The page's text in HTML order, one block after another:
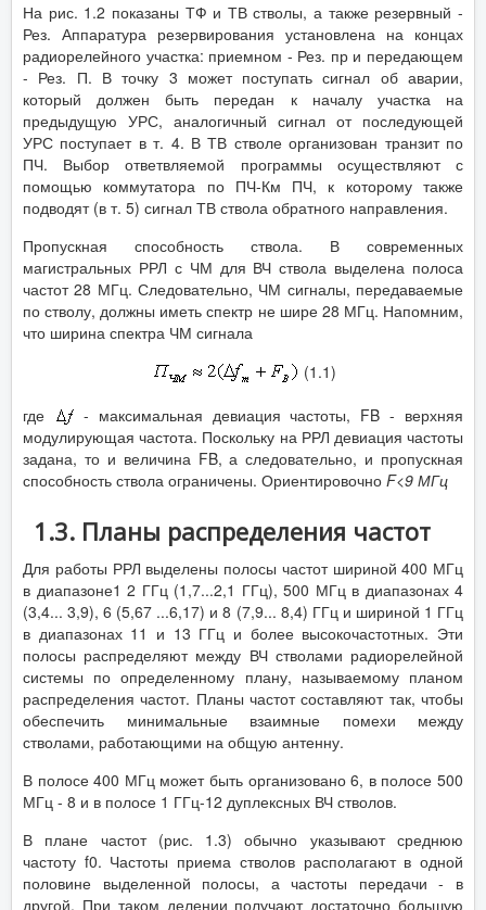
На рис. 1.2 показаны ТФ и ТВ стволы, а также резервный -
Рез. Аппаратура резервирования установлена на концах
радиорелейного участка: приемном - Рез. пр и передающем
- Рез. П. В точку 3 может поступать сигнал об аварии,
который должен быть передан к началу участка на
предыдущую УРС, аналогичный сигнал от последующей
УРС поступает в т. 4. В ТВ стволе организован транзит по
ПЧ. Выбор ответвляемой программы осуществляют с
помощью коммутатора по ПЧ-Км ПЧ, к которому также
подводят (в т. 5) сигнал ТВ ствола обратного направления.
Пропускная способность ствола. В современных
магистральных РРЛ с ЧМ для ВЧ ствола выделена полоса
частот 28 МГц. Следовательно, ЧМ сигналы, передаваемые
по стволу, должны иметь спектр не шире 28 МГц. Напомним,
что ширина спектра ЧМ сигнала
(1.1)
где
- максимальная девиация частоты, FB - верхняя
модулирующая частота. Поскольку на РРЛ девиация частоты
задана, то и величина FB, а следовательно, и пропускная
способность ствола ограничены. Ориентировочно F<9 МГц
1.3. Планы распределения частот
Для работы РРЛ выделены полосы частот шириной 400 МГц
в диапазоне1 2 ГГц (1,7...2,1 ГГц), 500 МГц в диапазонах 4
(3,4... 3,9), 6 (5,67 ...6,17) и 8 (7,9... 8,4) ГГц и шириной 1 ГГц
в диапазонах 11 и 13 ГГц и более высокочастотных. Эти
полосы распределяют между ВЧ стволами радиорелейной
системы по определенному плану, называемому планом
распределения частот. Планы частот составляют так, чтобы
обеспечить минимальные взаимные помехи между
стволами, работающими на общую антенну.
В полосе 400 МГц может быть организовано 6, в полосе 500
МГц - 8 и в полосе 1 ГГц-12 дуплексных ВЧ стволов.
В плане частот (рис. 1.3) обычно указывают среднюю
частоту f0. Частоты приема стволов располагают в одной
половине выделенной полосы, а частоты передачи - в
другой. При таком делении получают достаточно большую